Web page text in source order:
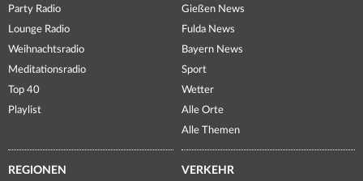
Party Radio
Lounge Radio
Weihnachtsradio
Meditationsradio
Top 40
Playlist
Gießen News
Fulda News
Bayern News
Sport
Wetter
Alle Orte
Alle Themen
REGIONEN VERKEHR